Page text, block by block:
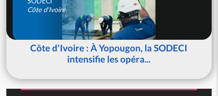
Côte d'Ivoire
Côte d'Ivoire : À Yopougon, la SODECI
intensifie les opéra...